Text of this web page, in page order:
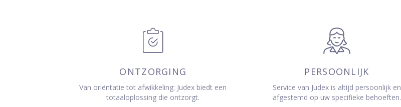
ONTZORGING
Van oriëntatie tot afwikkeling: Judex biedt een
totaaloplossing die ontzorgt.
PERSOONLIJK
Service van Judex is altijd persoonlijk en
afgestemd op uw specifieke behoeften.